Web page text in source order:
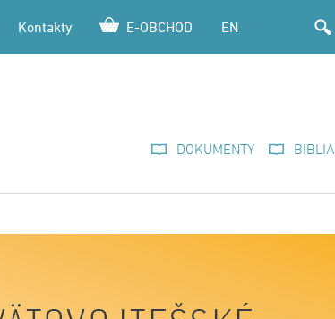
DOKUMENTY BIBLIA
Kontakty E-OBCHOD EN